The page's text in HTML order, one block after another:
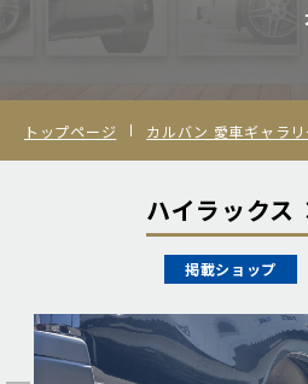
トップページ カルバン 愛車ギャラリ
ハイラックス
掲載ショップ